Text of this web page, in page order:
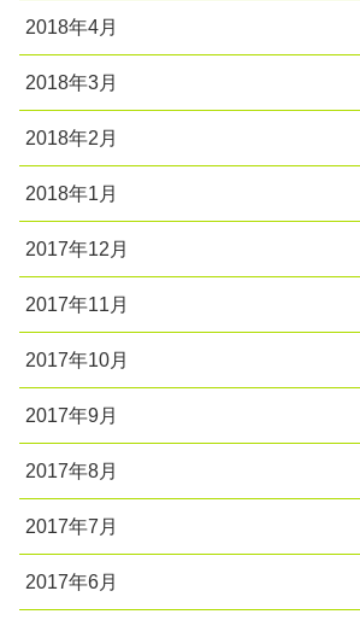
2018年4月
2018年3月
2018年2月
2018年1月
2017年12月
2017年11月
2017年10月
2017年9月
2017年8月
2017年7月
2017年6月